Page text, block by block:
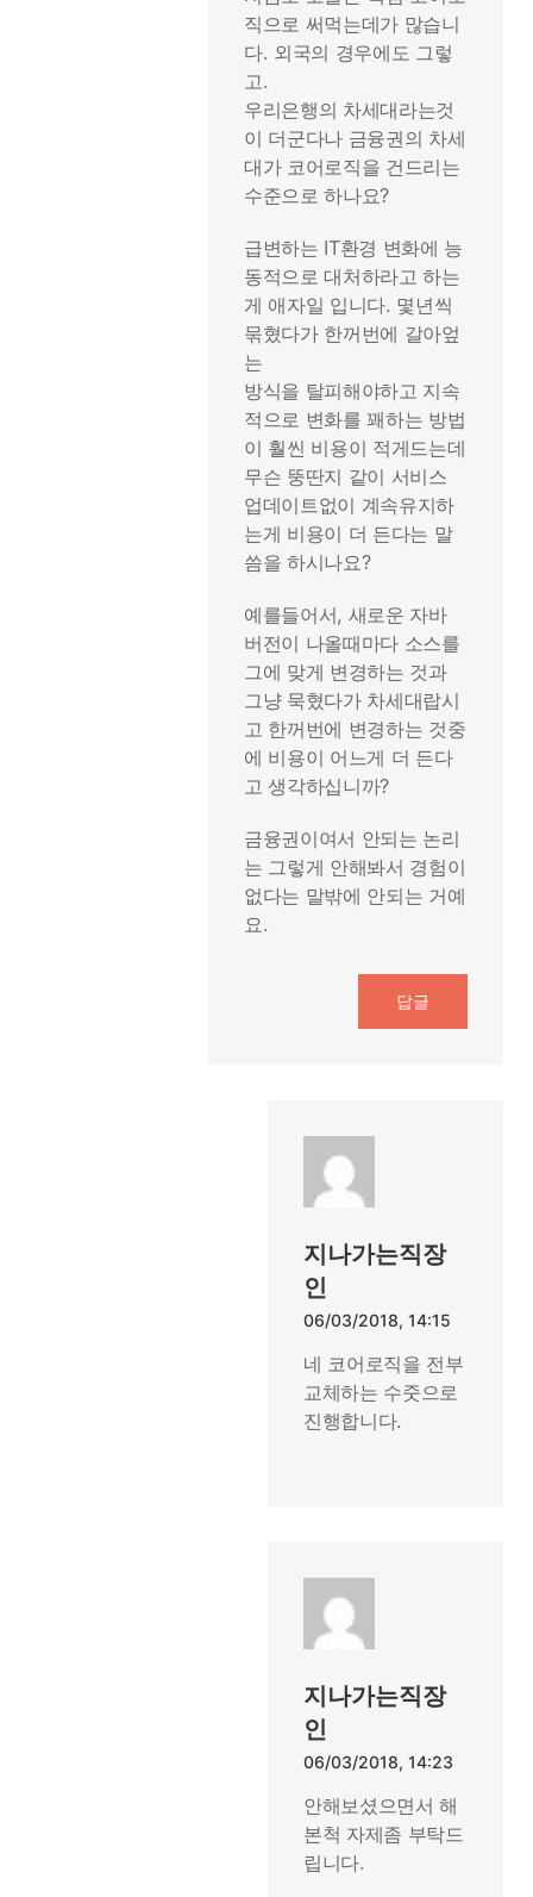
직으로 써먹는데가 많습니
다. 외국의 경우에도 그렇
고.
우리은행의 차세대라는것
이 더군다나 금융권의 차세
대가 코어로직을 건드리는
수준으로 하나요?
급변하는 IT환경 변화에 능
동적으로 대처하라고 하는
게 애자일 입니다. 몇년씩
묶혔다가 한꺼번에 갈아엎
는
방식을 탈피해야하고 지속
적으로 변화를 꽤하는 방법
이 훨씬 비용이 적게드는데
무슨 뚱딴지 같이 서비스
업데이트없이 계속유지하
는게 비용이 더 든다는 말
씀을 하시나요?
예를들어서, 새로운 자바
버전이 나올때마다 소스를
그에 맞게 변경하는 것과
그냥 묵혔다가 차세대랍시
고 한꺼번에 변경하는 것중
에 비용이 어느게 더 든다
고 생각하십니까?
금융권이여서 안되는 논리
는 그렇게 안해봐서 경험이
없다는 말밖에 안되는 거예
요.
답글
지나가는직장
인
06/03/2018, 14:15
네 코어로직을 전부
교체하는 수줏으로
진행합니다.
지나가는직장
인
06/03/2018, 14:23
안해보셨으면서 해
본척 자제좀 부탁드
립니다.